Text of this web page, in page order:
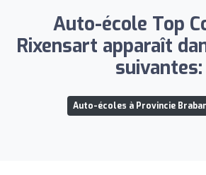
Auto-école Top
Rixensart apparaît
suivantes:
Auto-écoles à Provincie